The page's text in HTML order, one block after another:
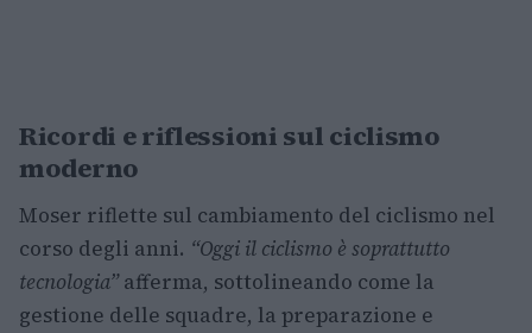
Ricordi e riflessioni sul ciclismo
moderno
Moser riflette sul cambiamento del ciclismo nel
corso degli anni. “Oggi il ciclismo è soprattutto
tecnologia”afferma, sottolineando come la
gestione delle squadre, la preparazione e